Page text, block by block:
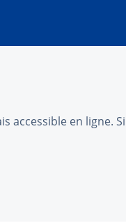
accessible en ligne.